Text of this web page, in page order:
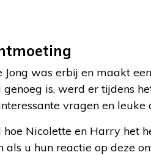
was erbij en maakt
is, werd er tijdens
vragen en leuke
Nicolette en Harry het
als u hun reactie op deze